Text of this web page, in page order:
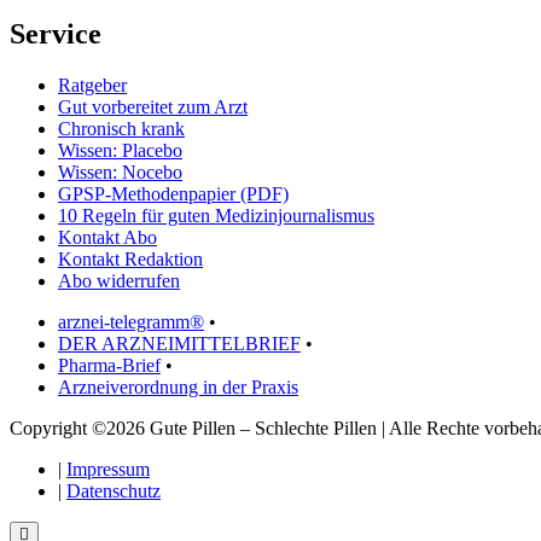
Service
Ratgeber
Gut vorbereitet zum Arzt
Chronisch krank
Wissen: Placebo
Wissen: Nocebo
GPSP-Methodenpapier (PDF)
10 Regeln für guten Medizinjournalismus
Kontakt Abo
Kontakt Redaktion
Abo widerrufen
arznei-telegramm® •
DER ARZNEIMITTELBRIEF •
Pharma-Brief•
Arzneiverordnung in der Praxis
Copyright ©2026 Gute Pillen – Schlechte Pillen | Alle Rechte
| Impressum
| Datenschutz